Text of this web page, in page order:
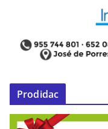
Prodidac